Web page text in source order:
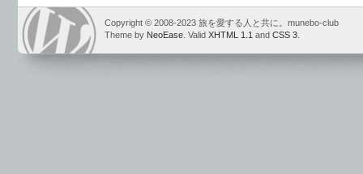
Copyright © 2008-2023 旅を愛する人と共に。munebo-club
Theme by NeoEase . Valid XHTML 1.1 and CSS 3